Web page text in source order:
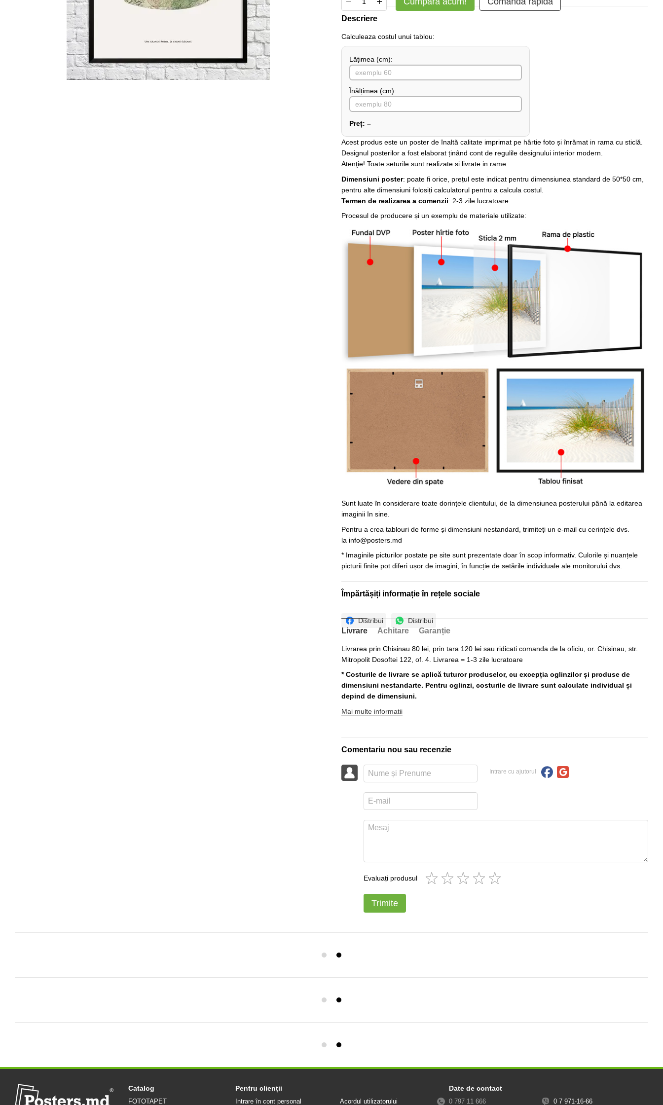
Descriere
Сalculeaza costul unui tablou:
Lățimea (сm):
Înălțimea (cm):
Preț: –
Acest produs este un poster de înaltă calitate imprimat pe hârtie foto și înrămat in rama cu sticlă.
Designul posterilor a fost elaborat ținând cont de regulile designului interior modern.
Atenţie! Toate seturile sunt realizate si livrate in rame.
Dimensiuni poster: poate fi orice, prețul este indicat pentru dimensiunea standard de 50*50 cm,
pentru alte dimensiuni folosiți calculatorul pentru a calcula costul.
Termen de realizarea a comenzii: 2-3 zile lucratoare
Procesul de producere și un exemplu de materiale utilizate:
Sunt luate în considerare toate dorințele clientului, de la dimensiunea posterului până la editarea
imaginii în sine.
Pentru a crea tablouri de forme și dimensiuni nestandard, trimiteți un e-mail cu cerințele dvs.
la info@posters.md
* Imaginile picturilor postate pe site sunt prezentate doar în scop informativ. Culorile și nuanțele
picturii finite pot diferi ușor de imagini, în funcție de setările individuale ale monitorului dvs.
Împărtășiți informație în rețele sociale
Distribui Distribui
Livrare Achitare Garanție
Livrarea prin Chisinau 80 lei, prin tara 120 lei sau ridicati comanda de la oficiu, or. Chisinau, str.
Mitropolit Dosoftei 122, of. 4. Livrarea = 1-3 zile lucratoare
* Costurile de livrare se aplică tuturor produselor, cu excepția oglinzilor și produse de
dimensiuni nestandarte. Pentru oglinzi, costurile de livrare sunt calculate individual și
depind de dimensiuni.
Mai multe informatii
Comentariu nou sau recenzie
Intrare cu ajutorul
Evaluați produsul
Trimite
Catalog
FOTOTAPET
Pentru clienții
Intrare în cont personal Acordul utilizatorului
Date de contact
0 797 11 666 0 7 971-16-66